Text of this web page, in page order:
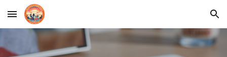
Skip to main content Skip to navigation